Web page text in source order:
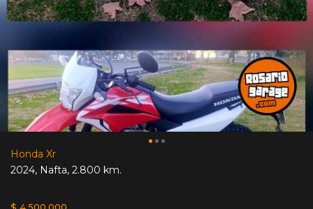
Honda Xr
2024, Nafta, 2.800 km.